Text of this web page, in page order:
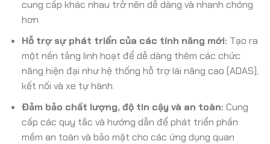
cung cấp khác nhau trở nên dễ dàng và nhanh chóng
hơn.
Hỗ trợ sự phát triển của các tính năng mới: Tạo ra
một nền tảng linh hoạt để dễ dàng thêm các chức
năng hiện đại như hệ thống hỗ trợ lái nâng cao (ADAS),
kết nối và xe tự hành.
Đảm bảo chất lượng, độ tin cậy và an toàn: Cung
cấp các quy tắc và hướng dẫn để phát triển phần
mềm an toàn và bảo mật cho các ứng dụng quan